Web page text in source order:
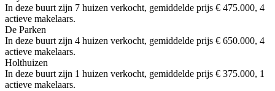
In deze buurt zijn 7 huizen verkocht, gemiddelde prijs € 475.000, 4
actieve makelaars.
De Parken
In deze buurt zijn 4 huizen verkocht, gemiddelde prijs € 650.000, 4
actieve makelaars.
Holthuizen
In deze buurt zijn 1 huizen verkocht, gemiddelde prijs € 375.000, 1
actieve makelaars.